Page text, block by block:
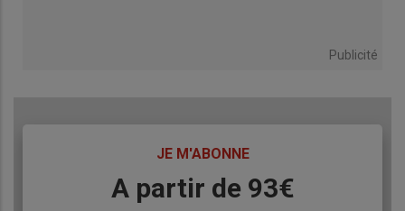
Publicité
JE M'ABONNE
A partir de 93€